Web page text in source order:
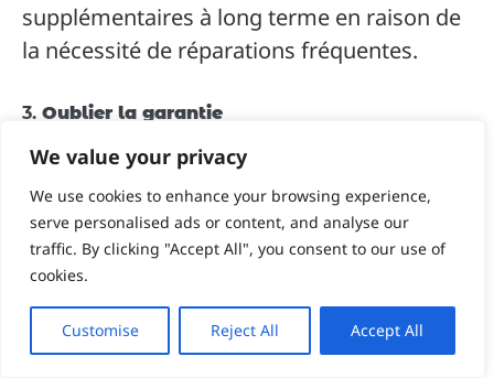
We value your privacy
We use cookies to enhance your browsing experience,
serve personalised ads or content, and analyse our
traffic. By clicking "Accept All", you consent to our use of
cookies.
Customise Reject All Accept All
supplémentaires à long terme en raison de
la nécessité de réparations fréquentes.
3. Oublier la garantie
Ne négligez pas la question de la
Un devis de toiture sérieux doit inclure des
garanties sur lamain-d’œuvre
(généralement de 2 à 10 ans) et sur les
défauts de fabrication ou les malfaçons qui
pourraient apparaître après les travaux.